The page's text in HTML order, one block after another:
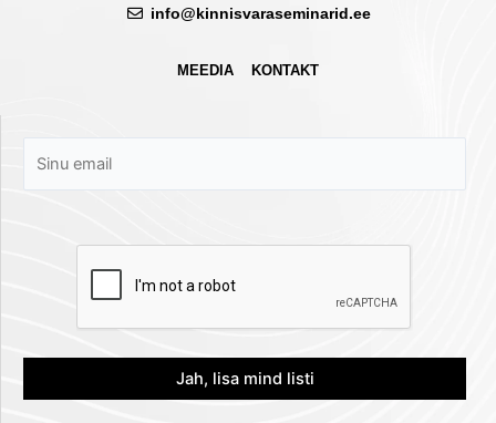
info@kinnisvaraseminarid.ee
MEEDIA KONTAKT